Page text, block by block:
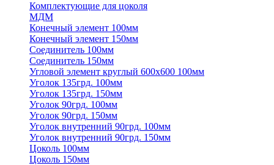
Комплектующие для цоколя
МДМ
Конечный элемент 100мм
Конечный элемент 150мм
Соединитель 100мм
Соединитель 150мм
Угловой элемент круглый 600х600 100мм
Уголок 135грд. 100мм
Уголок 135грд. 150мм
Уголок 90грд. 100мм
Уголок 90грд. 150мм
Уголок внутренний 90грд. 100мм
Уголок внутренний 90грд. 150мм
Цоколь 100мм
Цоколь 150мм